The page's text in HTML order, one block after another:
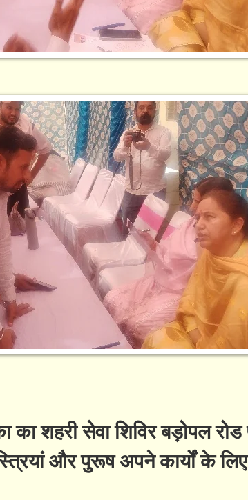
शहरी सेवा शिविर बड़ोपल रोड
और पुरूष अपने कार्यों के